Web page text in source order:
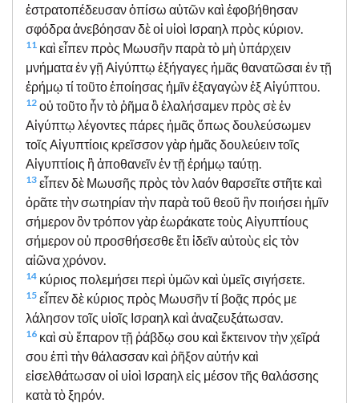
ἐστρατοπέδευσαν ὀπίσω αὐτῶν καὶ ἐφοβήθησαν
σφόδρα ἀνεβόησαν δὲ οἱ υἱοὶ Ισραηλ πρὸς κύριον.
11 καὶ εἶπεν πρὸς Μωυσῆν παρὰ τὸ μὴ ὑπάρχειν
μνήματα ἐν γῇ Αἰγύπτῳ ἐξήγαγες ἡμᾶς θανατῶσαι ἐν τῇ
ἐρήμῳ τί τοῦτο ἐποίησας ἡμῖν ἐξαγαγὼν ἐξ Αἰγύπτου.
12 οὐ τοῦτο ἦν τὸ ῥῆμα ὃ ἐλαλήσαμεν πρὸς σὲ ἐν
Αἰγύπτῳ λέγοντες πάρες ἡμᾶς ὅπως δουλεύσωμεν
τοῖς Αἰγυπτίοις κρεῖσσον γὰρ ἡμᾶς δουλεύειν τοῖς
Αἰγυπτίοις ἢ ἀποθανεῖν ἐν τῇ ἐρήμῳ ταύτῃ.
13 εἶπεν δὲ Μωυσῆς πρὸς τὸν λαόν θαρσεῖτε στῆτε καὶ
ὁρᾶτε τὴν σωτηρίαν τὴν παρὰ τοῦ θεοῦ ἣν ποιήσει ἡμῖν
σήμερον ὃν τρόπον γὰρ ἑωράκατε τοὺς Αἰγυπτίους
σήμερον οὐ προσθήσεσθε ἔτι ἰδεῖν αὐτοὺς εἰς τὸν
αἰῶνα χρόνον.
14 κύριος πολεμήσει περὶ ὑμῶν καὶ ὑμεῖς σιγήσετε.
15 εἶπεν δὲ κύριος πρὸς Μωυσῆν τί βοᾷς πρός με
λάλησον τοῖς υἱοῖς Ισραηλ καὶ ἀναζευξάτωσαν.
16 καὶ σὺ ἔπαρον τῇ ῥάβδῳ σου καὶ ἔκτεινον τὴν χεῖρά
σου ἐπὶ τὴν θάλασσαν καὶ ῥῆξον αὐτήν καὶ
εἰσελθάτωσαν οἱ υἱοὶ Ισραηλ εἰς μέσον τῆς θαλάσσης
κατὰ τὸ ξηρόν.